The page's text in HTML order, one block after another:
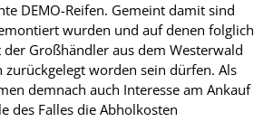
DEMO-Reifen. Gemeint damit sind
wurden und auf denen folglich
Großhändler aus dem Westerwald
worden sein dürfen. Als
demnach auch Interesse am Ankauf
des Falles die Abholkosten